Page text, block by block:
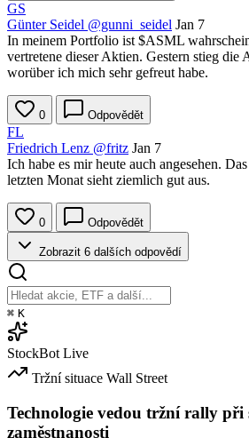
GS
Günter Seidel @gunni_seidel Jan 7
In meinem Portfolio ist $ASML
vertretene dieser Aktien. Gestern stieg die
worüber ich mich sehr gefreut habe.
0 Odpovědět
FL
Friedrich Lenz @fritz Jan 7
Ich habe es mir heute auch angesehen.
letzten Monat sieht ziemlich gut aus.
0 Odpovědět
Zobrazit 6 dalších odpovědí
⌘ K
StockBot Live
Tržní situace Wall Street
Technologie vedou tržní rally při
zaměstnanosti